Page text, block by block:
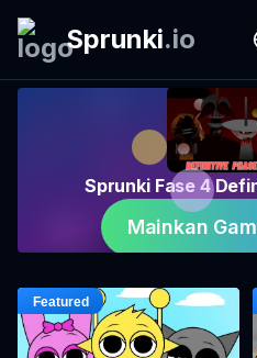
Sprunki.io
Sprunki Fase 4
Mainkan